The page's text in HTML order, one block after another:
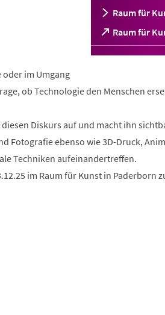
Raum für
Raum für
(Öffnet
in
einem
im Umgang
ob Technologie den Menschen
Diskurs auf und macht ihn
Fotografie ebenso wie 3D-Druck,
Techniken aufeinandertreffen.
im Raum für Kunst in Paderborn